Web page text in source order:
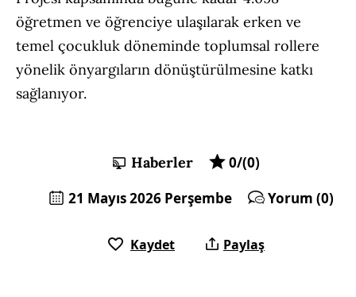
öğretmen ve öğrenciye ulaşılarak erken ve
temel çocukluk döneminde toplumsal rollere
yönelik önyargıların dönüştürülmesine katkı
sağlanıyor.
Haberler
0/(0)
21 Mayıs 2026 Perşembe
Yorum (0)
Kaydet Paylaş